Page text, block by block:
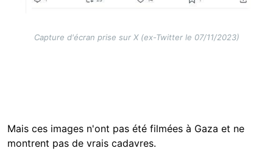
Capture d'écran prise sur X (ex-Twitter le 07/11/2023)
Mais ces images n'ont pas été filmées à Gaza et ne
montrent pas de vrais cadavres.